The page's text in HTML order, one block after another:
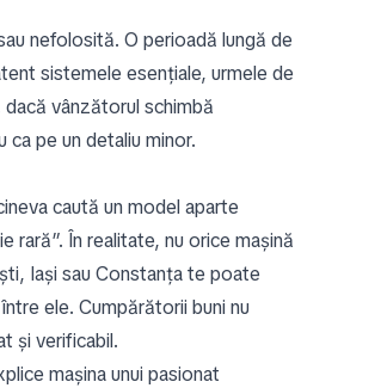
nefolosită. O perioadă lungă de
sistemele esențiale, urmele de
vânzătorul schimbă
pe un detaliu minor.
caută un model aparte
În realitate, nu orice mașină
Iași sau Constanța te poate
ele. Cumpărătorii buni nu
și verificabil.
mașina unui pasionat